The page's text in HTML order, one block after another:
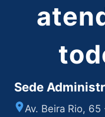
Sede
Av. Beira Rio,